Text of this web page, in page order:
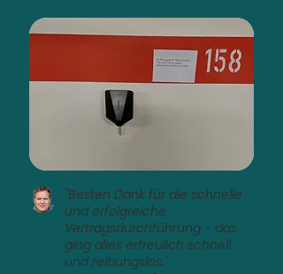
"Besten Dank für die schnelle
und erfolgreiche
Vertragsdurchführung - das
ging alles erfreulich schnell
und reibungslos."